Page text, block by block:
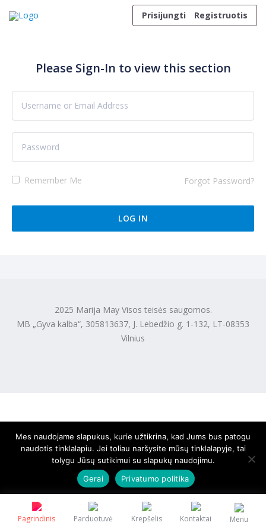
Prisijungti
Registruotis
Pagrindinis Parduotuvė Krepšelis Kontaktai Menu
Please Sign-In to view this section
Remember Me Forgot Password?
2025 Marija May Visos teisės saugomos.
MB „Gyva kalba“, 305813637, J. Lebedžio g. 1-132, LT-08353
Vilnius
Mes naudojame slapukus, kurie užtikrina, kad Jums bus patogu
naudotis tinklalapiu. Jei toliau naršysite mūsų tinklalapyje, tai
tolygu Jūsų sutikimui su slapukų naudojimu.
Gerai
Privatumo politika